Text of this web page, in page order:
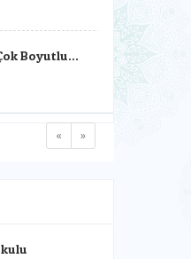
eden Çetiner;
merkeze alan
Boyutlu
« »